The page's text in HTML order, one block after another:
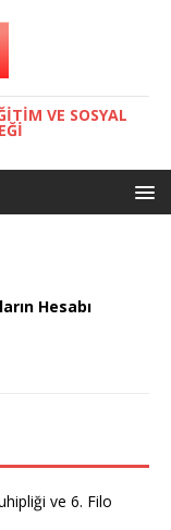
VE SOSYAL
Hesabı
ve 6. Filo